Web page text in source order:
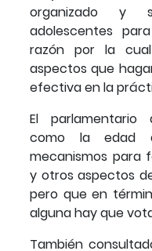
organizado y
adolescentes
razón por la
aspectos que
efectiva en la
El parlamentario
como la edad
mecanismos para
y otros aspectos
pero que en
alguna hay que
También